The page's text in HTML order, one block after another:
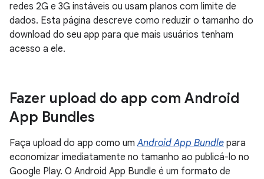
redes 2G e 3G instáveis ou usam planos com limite de
dados. Esta página descreve como reduzir o tamanho do
download do seu app para que mais usuários tenham
acesso a ele.
Fazer upload do app com Android
App Bundles
Faça upload do app como umAndroid App Bundle para
economizar imediatamente no tamanho ao publicá-lo no
Google Play. O Android App Bundle é um formato de